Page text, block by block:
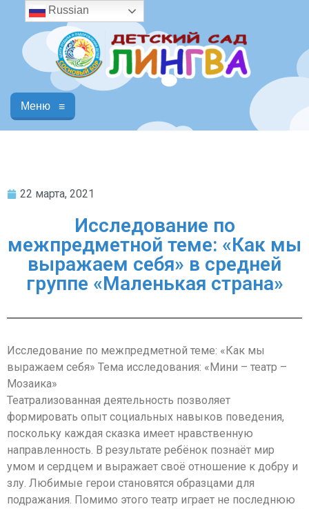
Меню ≡
22 марта, 2021
Исследование по
межпредметной теме: «Как мы
выражаем себя» в средней
группе «Маленькая страна»
Исследование по межпредметной теме: «Как мы
выражаем себя» Тема исследования: «Мини – театр –
Мозаика»
Театрализованная деятельность позволяет
формировать опыт социальных навыков поведения,
поскольку каждая сказка имеет нравственную
направленность. В результате ребёнок познаёт мир
умом и сердцем и выражает своё отношение к добру и
злу. Любимые герои становятся образцами для
подражания. Помимо этого театр играет не последнюю
Russian